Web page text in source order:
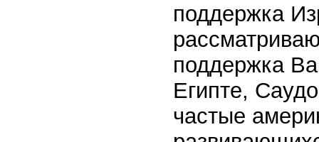
поддержка
поддержка
Египте,
частые